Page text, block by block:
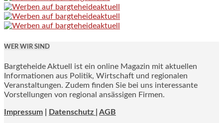
WER WIR SIND
Bargteheide Aktuell ist ein online Magazin mit aktuellen
Informationen aus Politik, Wirtschaft und regionalen
Veranstaltungen. Zudem finden Sie bei uns interessante
Vorstellungen von regional ansässigen Firmen.
Impressum Datenschutz | AGB